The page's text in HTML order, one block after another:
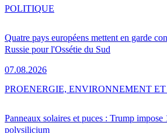
Quatre pays européens mettent en garde
Russie pour l'Ossétie du Sud
07.08.2026
POLITIQUE
Panneaux solaires et puces : Trump impose
polysilicium
PROENERGIE, ENVIRONNEMENT